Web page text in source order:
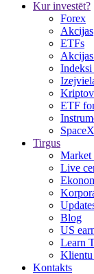
Kur investēt?
Forex
Akcijas
ETFs
ETF
SpaceX
Tirgus
Market
Live
Blog
US
Learn
Klientu
Kontakts